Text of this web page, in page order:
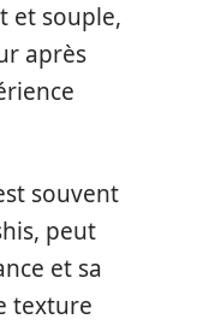
et souple,
après
souvent
peut
et sa
texture